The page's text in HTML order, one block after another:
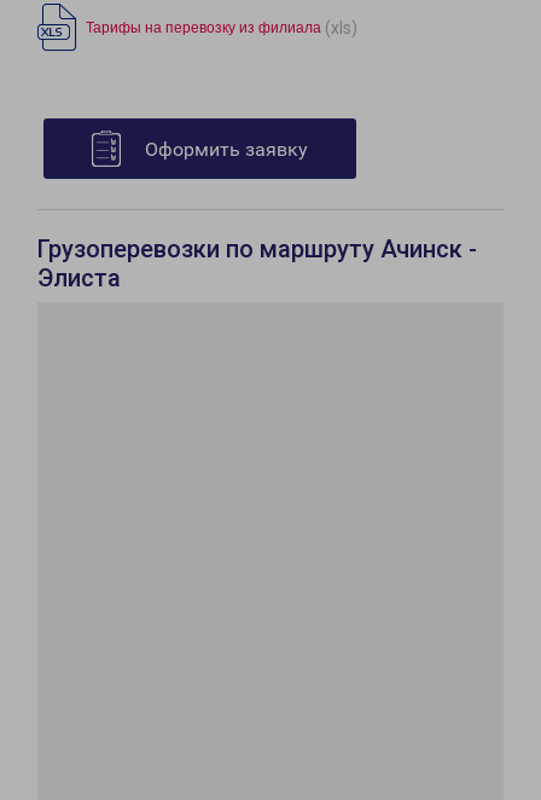
Тарифы на перевозку из филиала (xls)
Оформить заявку
Грузоперевозки по маршруту Ачинск -
Элиста